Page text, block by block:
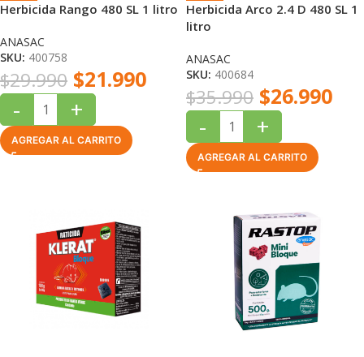
Herbicida Rango 480 SL 1 litro
ANASAC
SKU: 400758
$29.990 $21.990
- +
AGREGAR AL CARRITO
Herbicida Arco 2.4 D 480 SL 1
litro
ANASAC
SKU: 400684
$35.990 $26.990
- +
AGREGAR AL CARRITO